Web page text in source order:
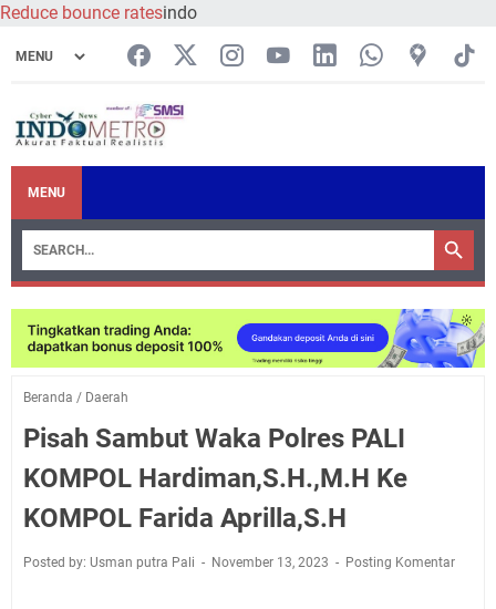
Reduce bounce ratesindo
MENU
Beranda / Daerah
Pisah Sambut Waka Polres PALI
KOMPOL Hardiman,S.H.,M.H Ke
KOMPOL Farida Aprilla,S.H
Posted by: Usman putra Pali November 13, 2023 Posting Komentar